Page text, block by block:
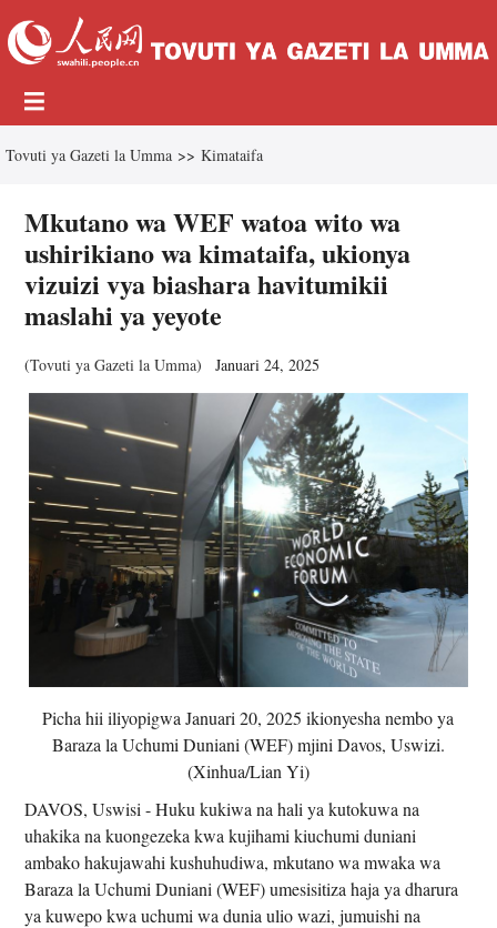
Tovuti ya Gazeti la Umma >> Kimataifa
Mkutano wa WEF watoa wito wa
ushirikiano wa kimataifa, ukionya
vizuizi vya biashara havitumikii
maslahi ya yeyote
(Tovuti ya Gazeti la Umma) Januari 24, 2025
Picha hii iliyopigwa Januari 20, 2025 ikionyesha nembo ya
Baraza la Uchumi Duniani (WEF) mjini Davos, Uswizi.
(Xinhua/Lian Yi)
DAVOS, Uswisi - Huku kukiwa na hali ya kutokuwa na
uhakika na kuongezeka kwa kujihami kiuchumi duniani
ambako hakujawahi kushuhudiwa, mkutano wa mwaka wa
Baraza la Uchumi Duniani (WEF) umesisitiza haja ya dharura
ya kuwepo kwa uchumi wa dunia ulio wazi, jumuishi na